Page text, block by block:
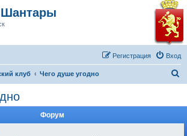
Шантары
Вход
Регистрация
клуб Чего душе угодно
Форум